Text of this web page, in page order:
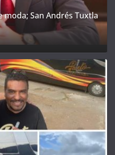
moda; San Andrés Tuxtla